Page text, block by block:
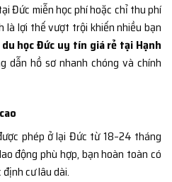
Đức miễn học phí hoặc chỉ thu phí
là lợi thế vượt trội khiến nhiều bạn
học Đức uy tín giá rẻ tại Hạnh
dẫn hồ sơ nhanh chóng và chính
phép ở lại Đức từ 18–24 tháng
động phù hợp, bạn hoàn toàn có
cư lâu dài.